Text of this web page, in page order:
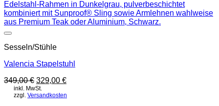
Sesseln/Stühle
Valencia Stapelstuhl
349,00€ Ursprünglicher
Preis
war:
329,00 €Aktueller
ist:
inkl. MwSt.
zzgl. Versandkosten